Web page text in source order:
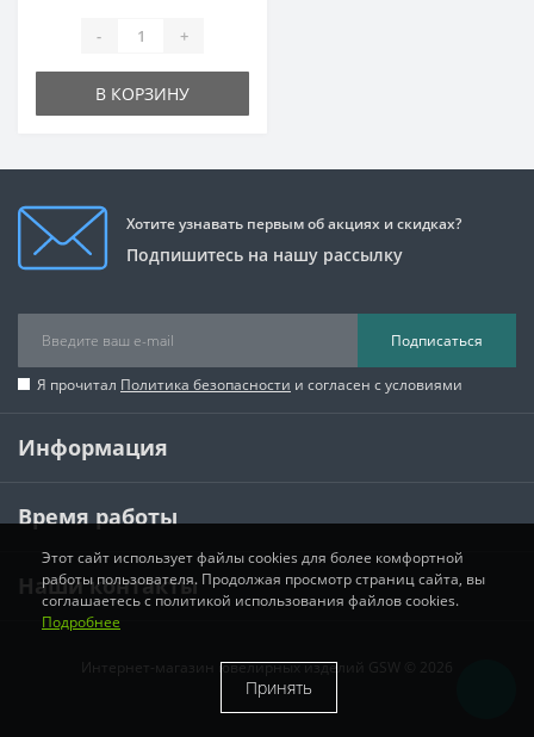
- +
В КОРЗИНУ
Хотите узнавать первым об акциях и скидках?
Подпишитесь на нашу рассылку
Подписаться
Я прочитал Политика безопасности и согласен с условиями
Информация
Время работы
Наши контакты
Интернет-магазин ювелирных изделий GSW © 2026
Этот сайт использует файлы cookies для более комфортной
работы пользователя. Продолжая просмотр страниц сайта, вы
соглашаетесь с политикой использования файлов cookies.
Подробнее
Принять